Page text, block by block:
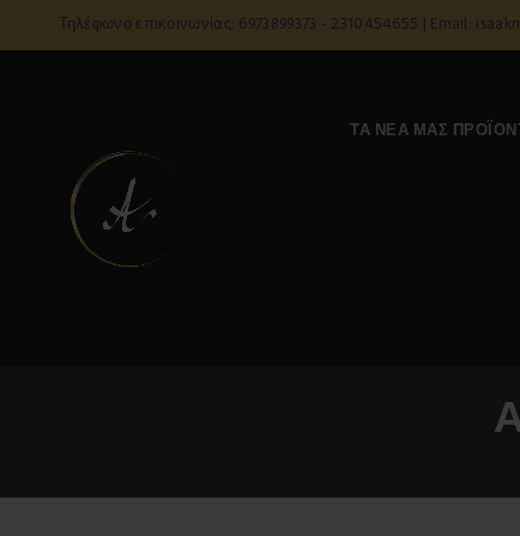
Τηλέφωνο επικοινωνίας: 6973899373 - 2310454655 | Email:
ΤΑ ΝΈΑ ΜΑΣ